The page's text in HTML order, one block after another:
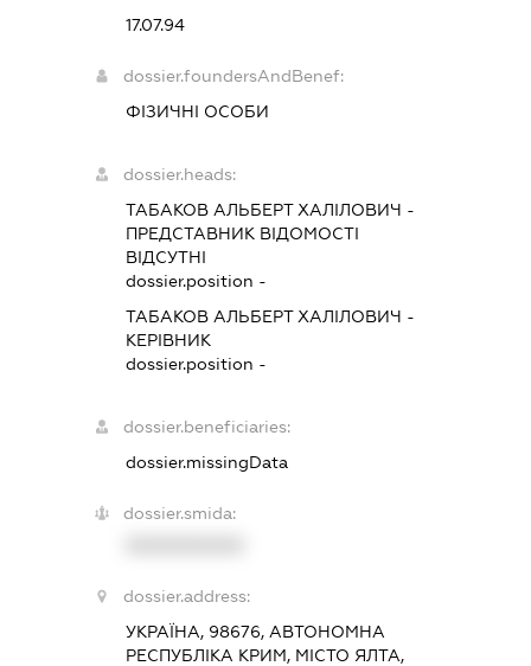
17.07.94
dossier.foundersAndBenef:
ФІЗИЧНІ ОСОБИ
dossier.heads:
ТАБАКОВ АЛЬБЕРТ ХАЛІЛОВИЧ -
ПРЕДСТАВНИК ВІДОМОСТІ
ВІДСУТНІ
dossier.position -
ТАБАКОВ АЛЬБЕРТ ХАЛІЛОВИЧ -
КЕРІВНИК
dossier.position -
dossier.beneficiaries:
dossier.missingData
dossier.smida:
dossier.address:
УКРАЇНА, 98676, АВТОНОМНА
РЕСПУБЛІКА КРИМ, МІСТО ЯЛТА,